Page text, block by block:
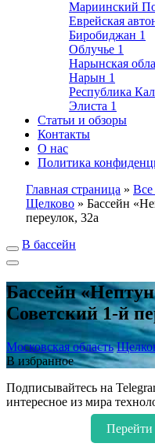
Мариинский
Еврейская
Биробиджан 1
Облучье 1
Нарынская
Нарын 1
Республика
Элиста 1
Статьи и обзоры
Контакты
О нас
Политика
Главная страница » Все
Щелково » Бассейн
переулок, 32а
В бассейн
Бассейн
Советский 1-й
Московская область
В избранное
Подписывайтесь на
интересное из мира
Перейти